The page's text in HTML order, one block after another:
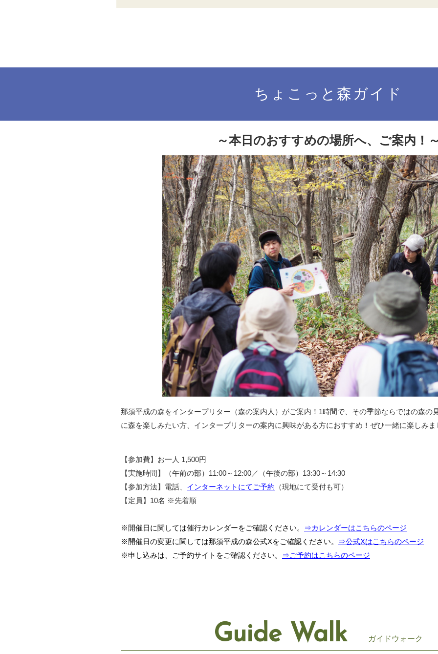
ちょこっと森ガイド
～本日のおすすめの場所へ、ご案内！
那須平成の森をインタープリター（森の案内人）がご案内！1時間で、その季節ならではの森の
に森を楽しみたい方、インタープリターの案内に興味がある方におすすめ！ぜひ一緒に楽しみま
【参加費】お一人 1,500円
【実施時間】（午前の部）11:00～12:00／（午後の部）13:30～14:30
【参加方法】電話、 インターネットにてご予約 （現地にて受付も可）
【定員】10名 ※先着順
※開催日に関しては催行カレンダーをご確認ください。
⇒カレンダーはこちらのページ
※開催日の変更に関しては那須平成の森公式Xをご確認ください。
⇒公式Xはこちらのページ
※申し込みは、ご予約サイトをご確認ください。
⇒ご予約はこちらのページ
Guide Walk ガイドウォーク